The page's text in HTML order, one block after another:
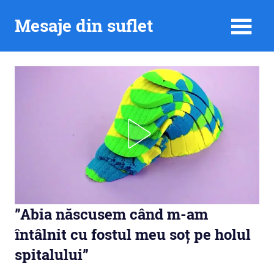
Mesaje din suflet
”Abia născusem când m-am
întâlnit cu fostul meu soț pe holul
spitalului”